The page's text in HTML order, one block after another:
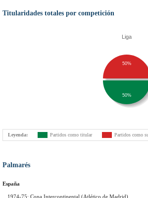
Titularidades totales por competición
Liga
50%
50%
Leyenda: Partidos como titular Partidos como
Palmarés
España
1974-75: Copa Intercontinental (Atlético de Madrid)